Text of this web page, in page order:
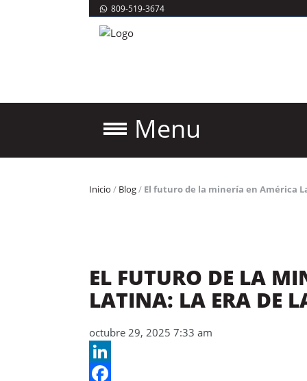
809-519-3674
Menu
Inicio / Blog/ El futuro de la minería en América
EL FUTURO DE LA
LATINA: LA ERA DE
octubre 29, 2025 7:33 am
LinkedIn